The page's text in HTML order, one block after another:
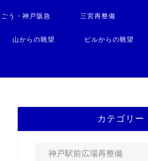
ごう・神戸阪急 三宮再整備
山からの眺望 ビルからの眺望
カテゴリー